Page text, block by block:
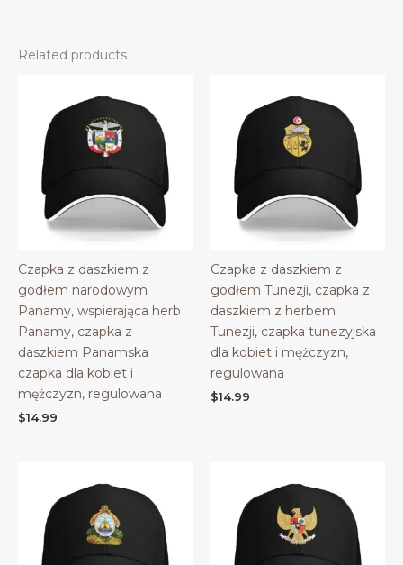
Related products
Czapka z daszkiem z
godłem narodowym
Panamy, wspierająca herb
Panamy, czapka z
daszkiem Panamska
czapka dla kobiet i
mężczyzn, regulowana
$14.99
Czapka z daszkiem z
godłem Tunezji, czapka z
daszkiem z herbem
Tunezji, czapka tunezyjska
dla kobiet i mężczyzn,
regulowana
$14.99